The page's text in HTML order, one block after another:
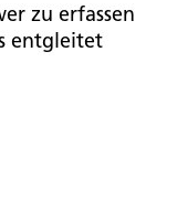
zu erfassen
entgleitet